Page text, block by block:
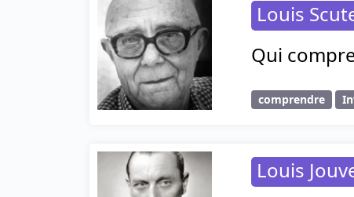
Louis
Qui
comprendre
Louis